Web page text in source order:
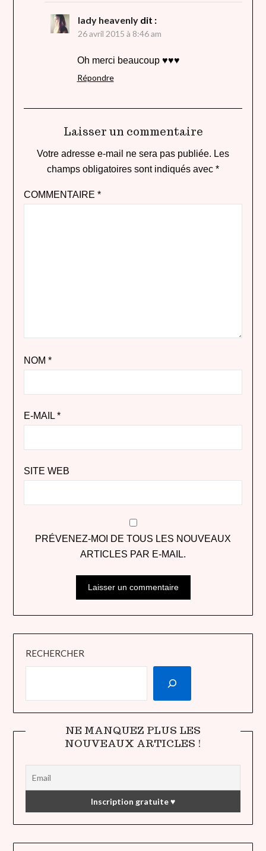
lady heavenly dit :
26 avril 2015 à 8:46 am
Oh merci beaucoup ♥♥♥
Répondre
Laisser un commentaire
Votre adresse e-mail ne sera pas publiée. Les
champs obligatoires sont indiqués avec *
COMMENTAIRE *
NOM *
E-MAIL *
SITE WEB
PRÉVENEZ-MOI DE TOUS LES NOUVEAUX
ARTICLES PAR E-MAIL.
RECHERCHER
NE MANQUEZ PLUS LES
NOUVEAUX ARTICLES !